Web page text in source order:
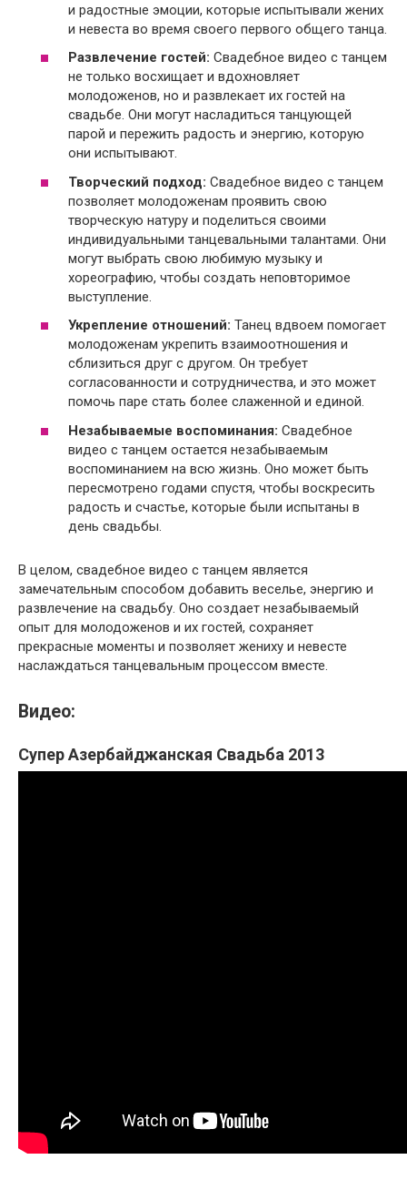
и радостные эмоции, которые испытывали жених
и невеста во время своего первого общего танца.
Развлечение гостей: Свадебное видео с танцем
не только восхищает и вдохновляет
молодоженов, но и развлекает их гостей на
свадьбе. Они могут насладиться танцующей
парой и пережить радость и энергию, которую
они испытывают.
Творческий подход: Свадебное видео с танцем
позволяет молодоженам проявить свою
творческую натуру и поделиться своими
индивидуальными танцевальными талантами. Они
могут выбрать свою любимую музыку и
хореографию, чтобы создать неповторимое
выступление.
Укрепление отношений: Танец вдвоем помогает
молодоженам укрепить взаимоотношения и
сблизиться друг с другом. Он требует
согласованности и сотрудничества, и это может
помочь паре стать более слаженной и единой.
Незабываемые воспоминания: Свадебное
видео с танцем остается незабываемым
воспоминанием на всю жизнь. Оно может быть
пересмотрено годами спустя, чтобы воскресить
радость и счастье, которые были испытаны в
день свадьбы.
В целом, свадебное видео с танцем является
замечательным способом добавить веселье, энергию и
развлечение на свадьбу. Оно создает незабываемый
опыт для молодоженов и их гостей, сохраняет
прекрасные моменты и позволяет жениху и невесте
наслаждаться танцевальным процессом вместе.
Видео:
Супер Азербайджанская Свадьба 2013